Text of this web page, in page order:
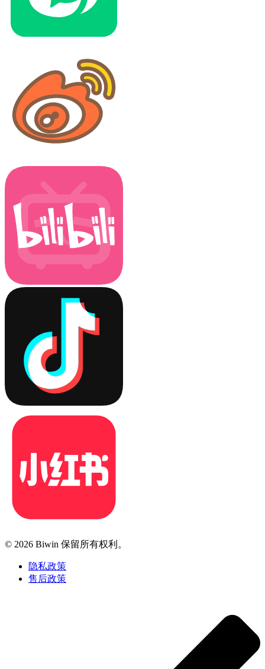
© 2026 Biwin 保留所有权利。
隐私政策
售后政策